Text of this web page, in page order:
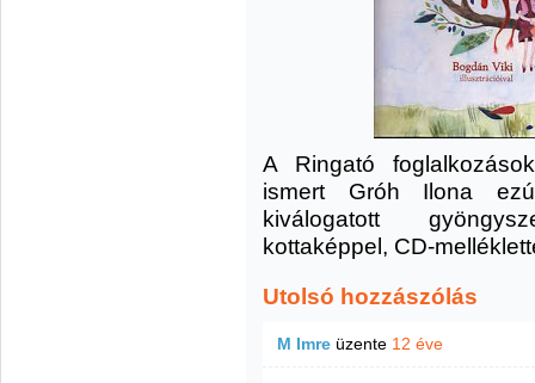
A Ringató
ismert Gróh Ilona
kiválogatott
kottaképpel, CD-
Utolsó hozzászólás
M Imre üzente 12 éve